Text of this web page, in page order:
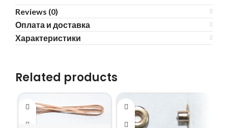
Reviews (0)
Оплата и доставка
Характеристики
Related products